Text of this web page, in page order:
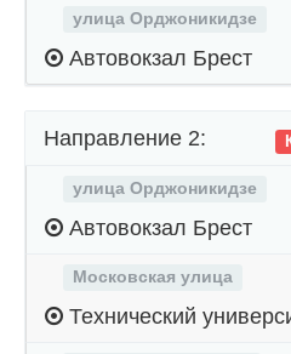
улица Орджоникидзе
Автовокзал Брест
Направление 2:
улица Орджоникидзе
Автовокзал Брест
Московская улица
Технический